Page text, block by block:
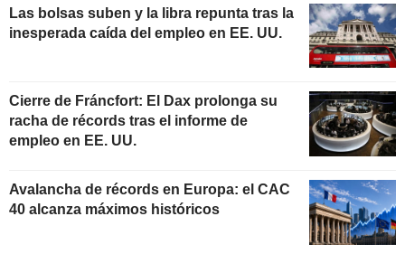
Las bolsas suben y la libra repunta tras la
inesperada caída del empleo en EE. UU.
Cierre de Fráncfort: El Dax prolonga su
racha de récords tras el informe de
empleo en EE. UU.
Avalancha de récords en Europa: el CAC
40 alcanza máximos históricos